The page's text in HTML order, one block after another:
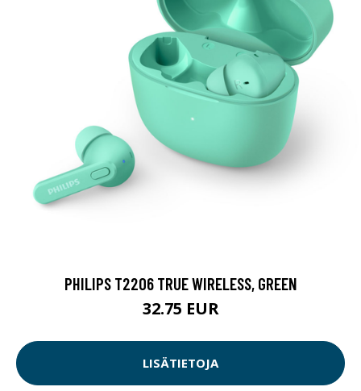
PHILIPS T2206 TRUE WIRELESS, GREEN
32.75 EUR
LISÄTIETOJA